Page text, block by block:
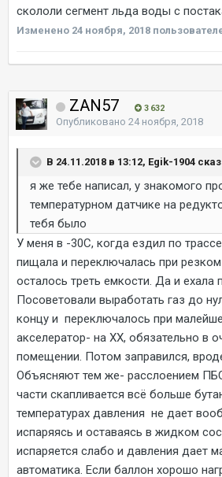
скололи сегмент льда воды с
Изменено 24 ноября, 2018
ZAN57 3 632
Опубликовано 24 ноября, 2018
В 24.11.2018 в 13:12, Egik-1904
я же тебе написал, у знакомого
температурном датчике на
тебя было
У меня в -30С, когда ездил по
пищала и переключалась при резком
осталось треть емкости. Да и ехала
Посоветовали выработать газ до
концу и переключалось при
акселератор- на ХХ, обязательно в
помещении. Потом заправился,
Объясняют тем же- расслоением
части скапливается всё больше
температурах давления не дает
испаряясь и оставаясь в жидком
испаряется слабо и давления дает
автоматика. Если баллон хорошо